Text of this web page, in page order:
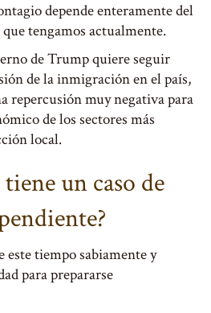
depende enteramente del
tengamos actualmente.
de Trump quiere seguir
de la inmigración en el país,
repercusión muy negativa para
de los sectores más
local.
un caso de
este tiempo sabiamente y
para prepararse